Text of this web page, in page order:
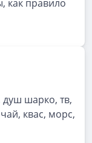
как правило
душ шарко, тв,
квас, морс,